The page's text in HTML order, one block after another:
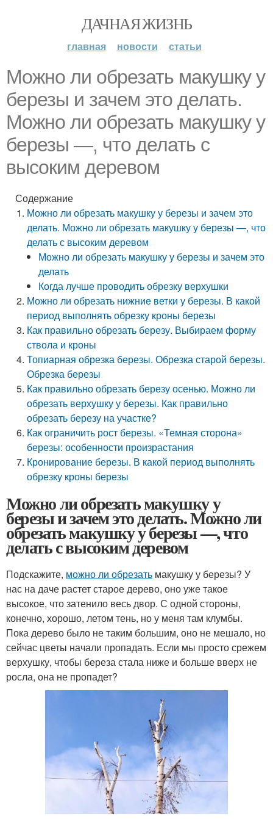
ДАЧНАЯ ЖИЗНЬ
главная новости статьи
Можно ли обрезать макушку у
березы и зачем это делать.
Можно ли обрезать макушку у
березы —, что делать с
высоким деревом
Содержание
Можно ли обрезать макушку у березы и зачем это
делать. Можно ли обрезать макушку у березы —, что
делать с высоким деревом
Можно ли обрезать макушку у березы и зачем это
делать
Когда лучше проводить обрезку верхушки
Можно ли обрезать нижние ветки у березы. В какой
период выполнять обрезку кроны березы
Как правильно обрезать березу. Выбираем форму
ствола и кроны
Топиарная обрезка березы. Обрезка старой березы.
Обрезка березы
Как правильно обрезать березу осенью. Можно ли
обрезать верхушку у березы. Как правильно
обрезать березу на участке?
Как ограничить рост березы. «Темная сторона»
березы: особенности произрастания
Кронирование березы. В какой период выполнять
обрезку кроны березы
Можно ли обрезать макушку у
березы и зачем это делать. Можно ли
обрезать макушку у березы —, что
делать с высоким деревом
Подскажите, можно ли обрезать макушку у березы? У
нас на даче растет старое дерево, оно уже такое
высокое, что затенило весь двор. С одной стороны,
конечно, хорошо, летом тень, но у меня там клумбы.
Пока дерево было не таким большим, оно не мешало, но
сейчас цветы начали пропадать. Если мы просто срежем
верхушку, чтобы береза стала ниже и больше вверх не
росла, она не пропадет?